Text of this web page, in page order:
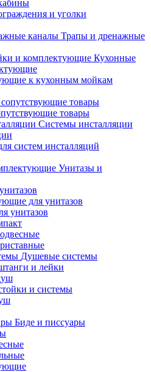
и уголки
Трапы и дренажные
Кухонные
к кухонным мойкам
товары
Системы инсталляции
систем инсталляций
Унитазы и
для унитазов
унитазов
Душевые системы
и лейки
и системы
Биде и писсуары